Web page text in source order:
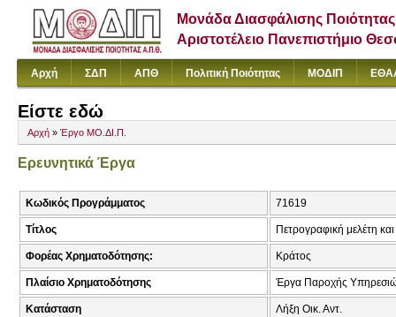
Μονάδα Διασφάλισης Ποιότητας
Αριστοτέλειο Πανεπιστήμιο
Αρχή ΣΔΠ ΑΠΘ Πολιτική Ποιότητας ΜΟΔΙΠ
Είστε εδώ
Αρχή » Έργο ΜΟ.ΔΙ.Π.
Ερευνητικά Έργα
Κωδικός Προγράμματος 71619
Τίτλος Πετρογραφική μελέτη
Φορέας Χρηματοδότησης: Κράτος
Πλαίσιο Χρηματοδότησης Έργα Παροχής
Κατάσταση Λήξη Οικ. Αντ.